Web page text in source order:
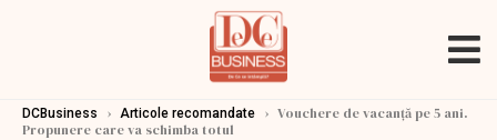
DCBusiness › Articole recomandate › Vouchere de vacanță pe 5 ani.
Propunere care va schimba totul